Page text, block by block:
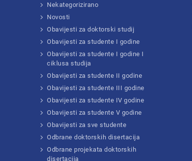
Nekategorizirano
Novosti
Obavijesti za doktorski studij
Obavijesti za studente I godine
Obavijesti za studente I godine I
ciklusa studija
Obavijesti za studente II godine
Obavijesti za studente III godine
Obavijesti za studente IV godine
Obavijesti za studente V godine
Obavijesti za sve studente
Odbrane doktorskih disertacija
Odbrane projekata doktorskih
disertacija